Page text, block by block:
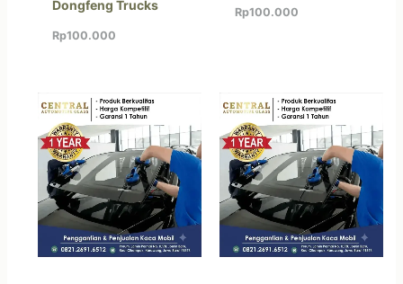
Dongfeng Trucks
Rp100.000
Rp100.000